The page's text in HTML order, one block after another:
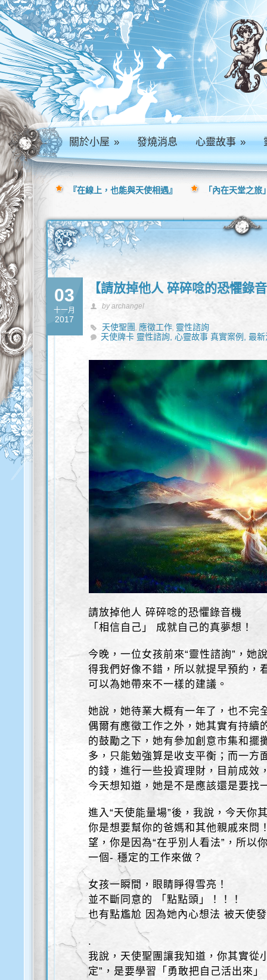
關於小屋» 發燒消息 心靈故事»
03
十一月
2017
【請放掉他人 碎碎唸的恐懼錄
by archangel
天使聖團, 應徵工作, 靈性諮詢
天使牌卡 靈性諮詢,心靈故事 真實案例,最
請放掉他人 碎碎唸的恐懼錄音機
「相信自己」 成就自己的真夢想！
今晚，一位女孩前來“靈性諮詢”，她
得我們好像不錯，所以就提早預約，
可以為她帶來不一樣的建議。
她說，她待業大概有一年了，也不完
偶爾有應徵工作之外，她其實有持續
的鼓勵之下，她有參加創意市集和擺
多，只能勉強算是收支平衡；而一方
的錢，進行一些投資理財，目前成效
今天想知道，她是不是應該還是要找
進入“天使能量場”後，我說，今天你
你是想要幫你的爸媽和其他親戚來問
望，你是因為“在乎別人看法”，所以
一個- 穩定的工作來做？
女孩一瞬間，眼睛睜得雪亮！
並不斷同意的 「點點頭」！！！
也有點尷尬 因為她內心想法 被天使
.
我說，天使聖團讓我知道，你其實從
定”，是要學習「勇敢把自己活出來
『在線上，也能與天使相遇』 「內在天堂之